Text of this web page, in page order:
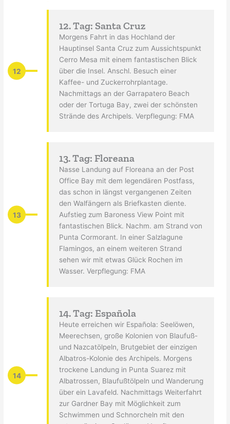
12
12. Tag: Santa Cruz
Morgens Fahrt in das Hochland der
Hauptinsel Santa Cruz zum Aussichtspunkt
Cerro Mesa mit einem fantastischen Blick
über die Insel. Anschl. Besuch einer
Kaffee- und Zuckerrohrplantage.
Nachmittags an der Garrapatero Beach
oder der Tortuga Bay, zwei der schönsten
Strände des Archipels. Verpflegung: FMA
13
13. Tag: Floreana
Nasse Landung auf Floreana an der Post
Office Bay mit dem legendären Postfass,
das schon in längst vergangenen Zeiten
den Walfängern als Briefkasten diente.
Aufstieg zum Baroness View Point mit
fantastischen Blick. Nachm. am Strand von
Punta Cormorant. In einer Salzlagune
Flamingos, an einem weiteren Strand
sehen wir mit etwas Glück Rochen im
Wasser. Verpflegung: FMA
14
14. Tag: Española
Heute erreichen wir Española: Seelöwen,
Meerechsen, große Kolonien von Blaufuß-
und Nazcatölpeln, Brutgebiet der einzigen
Albatros-Kolonie des Archipels. Morgens
trockene Landung in Punta Suarez mit
Albatrossen, Blaufußtölpeln und Wanderung
über ein Lavafeld. Nachmittags Weiterfahrt
zur Gardner Bay mit Möglichkeit zum
Schwimmen und Schnorcheln mit den